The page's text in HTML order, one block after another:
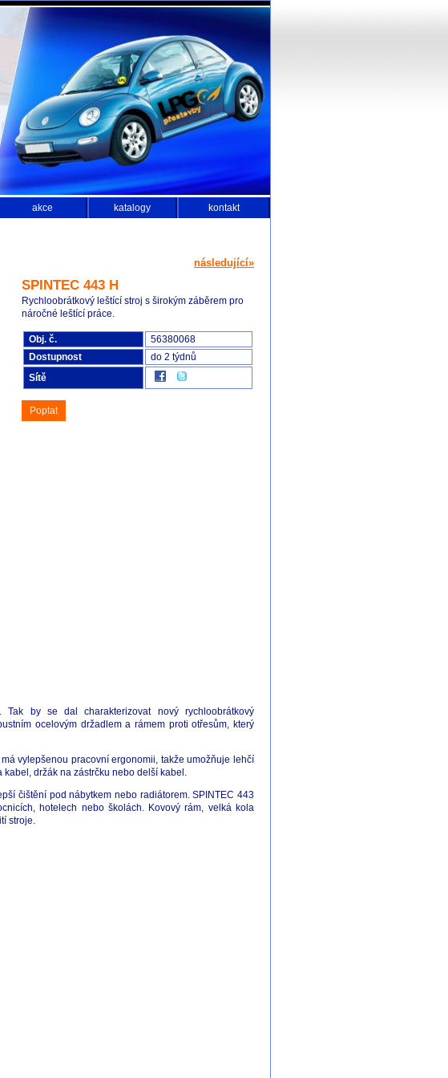
akce katalogy kontakt
následující»
SPINTEC 443 H
Rychloobrátkový leštící stroj s širokým záběrem pro
náročné leštící práce.
Obj. č.
56380068
Dostupnost
do 2 týdnů
Sítě
Poptat
by se dal charakterizovat nový rychloobrátkový
ocelovým držadlem a rámem proti otřesům, který
vylepšenou pracovní ergonomii, takže umožňuje lehčí
držák na zástrčku nebo delší kabel.
čištění pod nábytkem nebo radiátorem. SPINTEC 443
hotelech nebo školách. Kovový rám, velká kola
stroje.